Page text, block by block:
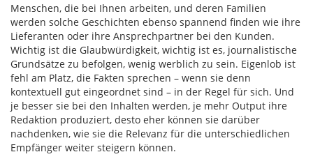
Menschen, die bei Ihnen arbeiten, und deren Familien
werden solche Geschichten ebenso spannend finden wie ihre
Lieferanten oder ihre Ansprechpartner bei den Kunden.
Wichtig ist die Glaubwürdigkeit, wichtig ist es, journalistische
Grundsätze zu befolgen, wenig werblich zu sein. Eigenlob ist
fehl am Platz, die Fakten sprechen – wenn sie denn
kontextuell gut eingeordnet sind – in der Regel für sich. Und
je besser sie bei den Inhalten werden, je mehr Output ihre
Redaktion produziert, desto eher können sie darüber
nachdenken, wie sie die Relevanz für die unterschiedlichen
Empfänger weiter steigern können.